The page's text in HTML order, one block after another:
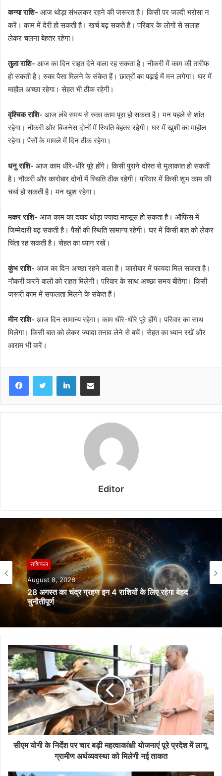
कन्या राशि- आज थोड़ा संभलकर रहने की जरूरत है। किसी पर जल्दी भरोसा न
करें। काम में देरी हो सकती है। खर्च बढ़ सकते हैं। परिवार के लोगों से सलाह
लेकर चलना बेहतर रहेगा।
तुला राशि- आज का दिन राहत देने वाला रह सकता है। नौकरी में काम की तारीफ
हो सकती है। रुका पैसा मिलने के संकेत हैं। छात्रों का पढ़ाई में मन लगेगा। घर में
माहौल अच्छा रहेगा। सेहत भी ठीक रहेगी।
वृश्चिक राशि- आज लंबे समय से रुका काम पूरा हो सकता है। मन पहले से शांत
रहेगा। नौकरी और बिजनेस दोनों में स्थिति बेहतर रहेगी। घर में खुशी का माहौल
रहेगा। पैसों के मामले में दिन ठीक रहेगा।
धनु राशि- आज काम धीरे-धीरे पूरे होंगे। किसी पुराने दोस्त से मुलाकात हो सकती
है। नौकरी और कारोबार दोनों में स्थिति ठीक रहेगी। परिवार में किसी शुभ काम की
चर्चा हो सकती है। मन खुश रहेगा।
मकर राशि- आज काम का दबाव थोड़ा ज्यादा महसूस हो सकता है। ऑफिस में
जिम्मेदारी बढ़ सकती है। पैसों की स्थिति सामान्य रहेगी। घर में किसी बात को लेकर
चिंता रह सकती है। सेहत का ध्यान रखें।
कुंभ राशि- आज का दिन अच्छा रहने वाला है। कारोबार में फायदा मिल सकता है।
नौकरी करने वालों को राहत मिलेगी। परिवार के साथ अच्छा समय बीतेगा। किसी
जरूरी काम में सफलता मिलने के संकेत हैं।
मीन राशि- आज दिन सामान्य रहेगा। काम धीरे-धीरे पूरे होंगे। परिवार का साथ
मिलेगा। किसी बात को लेकर ज्यादा तनाव लेने से बचें। सेहत का ध्यान रखें और
आराम भी करें।
LinkedInShare via Email
Editor
राशिफल
August 8, 2026
28 अगस्त का चंद्र ग्रहण इन 4 राशियों के लिए रहेगा बेहद
चुनौतीपूर्ण
राशिफल
August 7, 2026
Aaj Ka Rashifal 8 August 2026: मेष से मीन तक
जानें आज का राशिफल, किसे मिलेगा धन लाभ और किसे रहना
होगा सतर्क
सीएम योगी के निर्देश पर चार बड़ी महत्वाकांक्षी योजनाएं पूरे प्रदेश में लागू,
ग्रामीण अर्थव्यवस्था को मिलेगी नई ताकत